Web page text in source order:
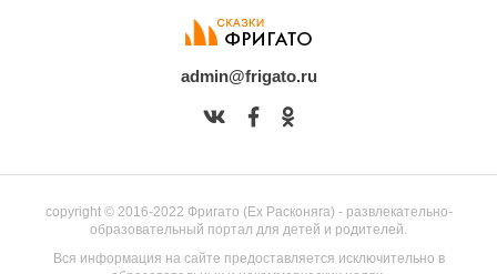
admin@frigato.ru
copyright © 2016-2022 Фригато (Ex Расконяга) - развлекательно-
образовательный портал для детей и родителей.
Вся информация на сайте предоставляется исключительно в